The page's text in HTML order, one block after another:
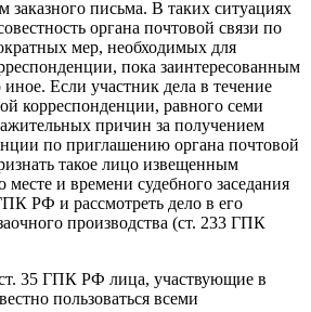
заказного письма. В таких ситуациях
органа почтовой связи по
мер, необходимых для
пока заинтересованным
иное. Если участник дела в течение
корреспонденции, равного семи
причин за получением
по приглашению органа почтовой
такое лицо извещенным
и времени судебного заседания
РФ и рассмотреть дело в его
производства (ст. 233 ГПК
35 ГПК РФ лица, участвующие в
пользоваться всеми